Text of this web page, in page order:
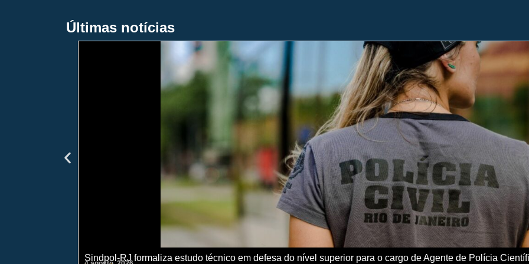
Últimas notícias
Sindpol-RJ formaliza estudo técnico em defesa do nível superior para o cargo de Agente de Polícia